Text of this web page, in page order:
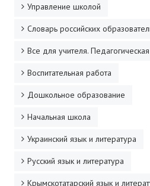
Управление школой
Словарь российских
Все для учителя.
Воспитательная работа
Дошкольное образование
Начальная школа
Украинский язык и литература
Русский язык и литература
Крымскотатарский язык и